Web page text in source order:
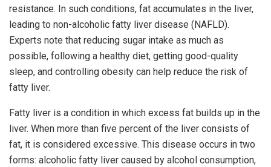
resistance. In such conditions, fat accumulates in the liver,
leading to non-alcoholic fatty liver disease (NAFLD).
Experts note that reducing sugar intake as much as
possible, following a healthy diet, getting good-quality
sleep, and controlling obesity can help reduce the risk of
fatty liver.
Fatty liver is a condition in which excess fat builds up in the
liver. When more than five percent of the liver consists of
fat, it is considered excessive. This disease occurs in two
forms: alcoholic fatty liver caused by alcohol consumption,